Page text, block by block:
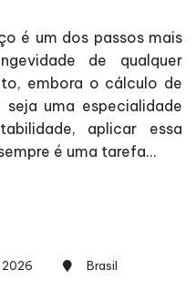
é um dos passos mais
de qualquer
embora o cálculo de
uma especialidade
aplicar essa
é uma tarefa...
2026
Brasil